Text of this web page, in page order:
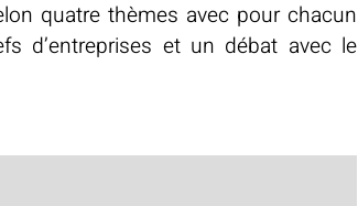
quatre thèmes avec pour chacun
d’entreprises et un débat avec le